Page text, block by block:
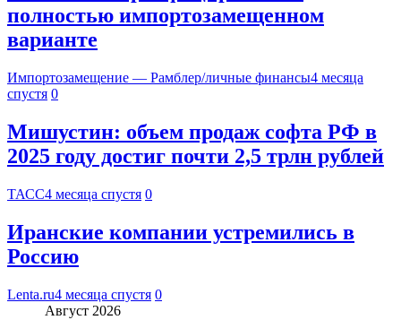
полностью импортозамещенном
варианте
Импортозамещение — Рамблер/личные финансы4 месяца
спустя 0
Мишустин: объем продаж софта РФ в
2025 году достиг почти 2,5 трлн рублей
ТАСС4 месяца спустя 0
Иранские компании устремились в
Россию
Lenta.ru4 месяца спустя 0
Август 2026